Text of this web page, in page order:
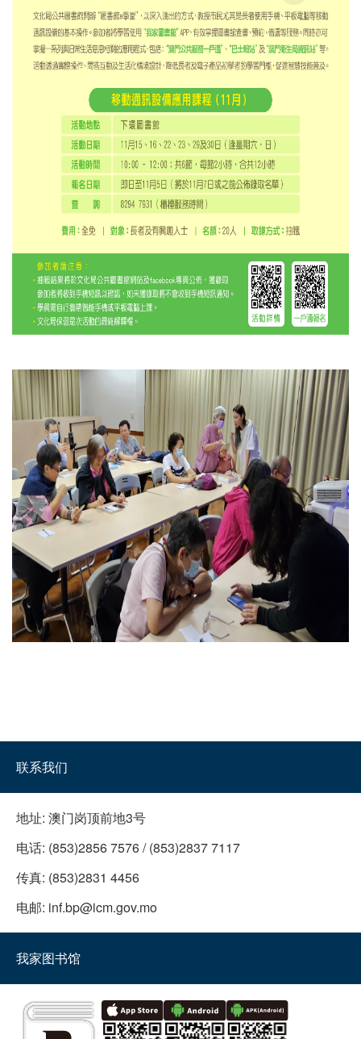
联系我们
地址: 澳门岗顶前地3号
电话: (853)2856 7576 / (853)2837 7117
传真: (853)2831 4456
电邮: inf.bp@icm.gov.mo
我家图书馆